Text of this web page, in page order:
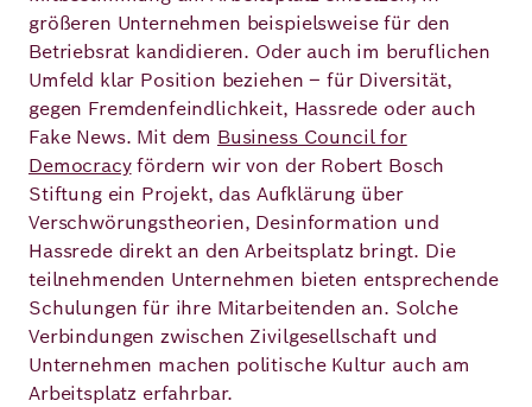
größeren Unternehmen beispielsweise für den
Betriebsrat kandidieren. Oder auch im beruflichen
Umfeld klar Position beziehen – für Diversität,
gegen Fremdenfeindlichkeit, Hassrede oder auch
Fake News. Mit dem Business Council for
Democracyfördern wir von der Robert Bosch
Stiftung ein Projekt, das Aufklärung über
Verschwörungstheorien, Desinformation und
Hassrede direkt an den Arbeitsplatz bringt. Die
teilnehmenden Unternehmen bieten entsprechende
Schulungen für ihre Mitarbeitenden an. Solche
Verbindungen zwischen Zivilgesellschaft und
Unternehmen machen politische Kultur auch am
Arbeitsplatz erfahrbar.